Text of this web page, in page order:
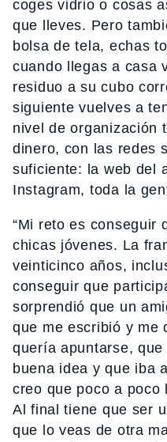
coges vidrio o cosas
que lleves. Pero
bolsa de tela, echas
cuando llegas a casa
residuo a su cubo
siguiente vuelves a
nivel de organización
dinero, con las redes
suficiente: la web del
Instagram, toda la
“Mi reto es conseguir
chicas jóvenes. La
veinticinco años,
conseguir que
sorprendió que un
que me escribió y me
quería apuntarse,
buena idea y que iba
creo que poco a poco
Al final tiene que ser
que lo veas de otra